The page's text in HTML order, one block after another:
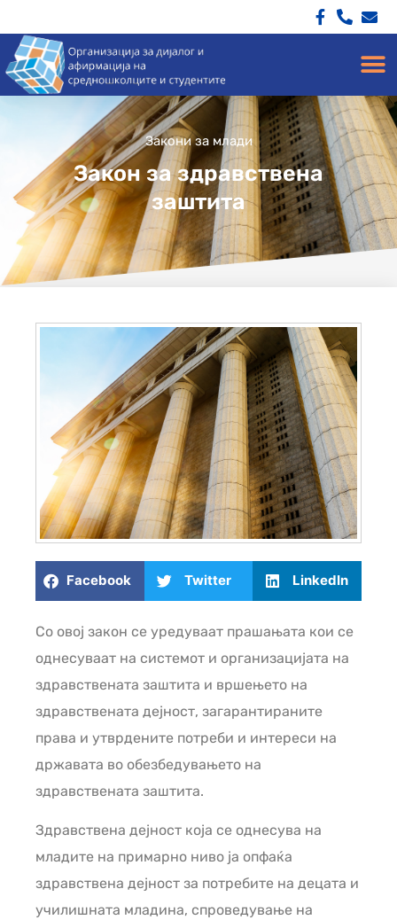
Закони за млади
Закон за здравствена
заштита
Facebook Twitter LinkedIn
Со овој закон се уредуваат прашањата кои се
однесуваат на системот и организацијата на
здравствената заштита и вршењето на
здравствената дејност, загарантираните
права и утврдените потреби и интереси на
државата во обезбедувањето на
здравствената заштита.
Здравствена дејност која се однесува на
младите на примарно ниво ја опфаќа
здравствена дејност за потребите на децата и
училишната младина, спроведување на